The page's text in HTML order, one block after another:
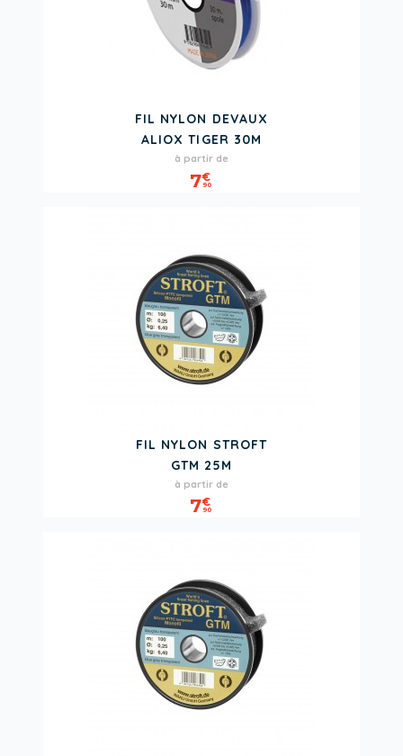
FIL NYLON DEVAUX
ALIOX TIGER 30M
Prix
à partir de
7€
90
FIL NYLON STROFT
GTM 25M
Prix
à partir de
7€
90